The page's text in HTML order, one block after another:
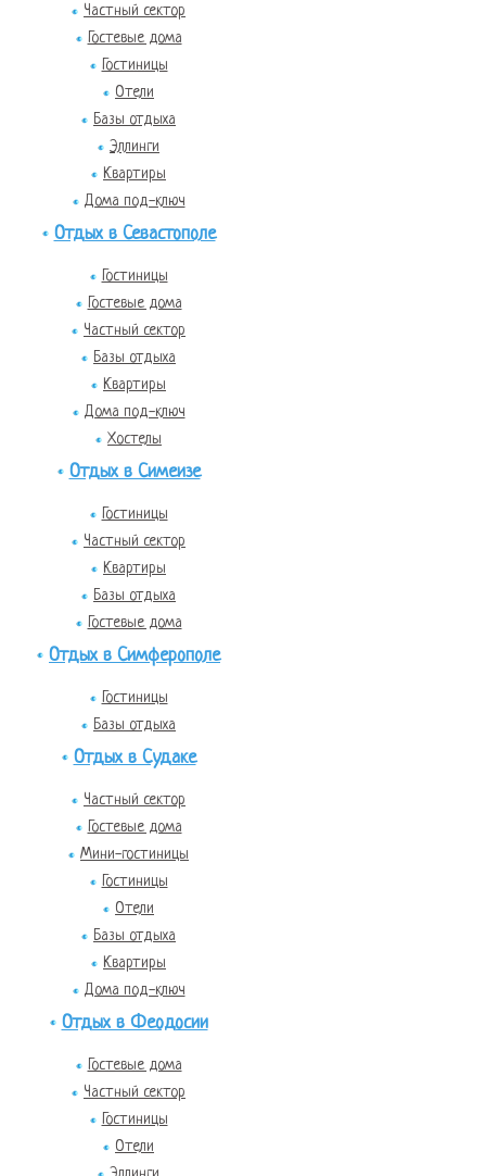
Частный сектор
Гостевые дома
Гостиницы
Отели
Базы отдыха
Эллинги
Квартиры
Дома под-ключ
Отдых в Севастополе
Гостиницы
Гостевые дома
Частный сектор
Базы отдыха
Квартиры
Дома под-ключ
Хостелы
Отдых в Симеизе
Гостиницы
Частный сектор
Квартиры
Базы отдыха
Гостевые дома
Отдых в Симферополе
Гостиницы
Базы отдыха
Отдых в Судаке
Частный сектор
Гостевые дома
Мини-гостиницы
Гостиницы
Отели
Базы отдыха
Квартиры
Дома под-ключ
Отдых в Феодосии
Гостевые дома
Частный сектор
Гостиницы
Отели